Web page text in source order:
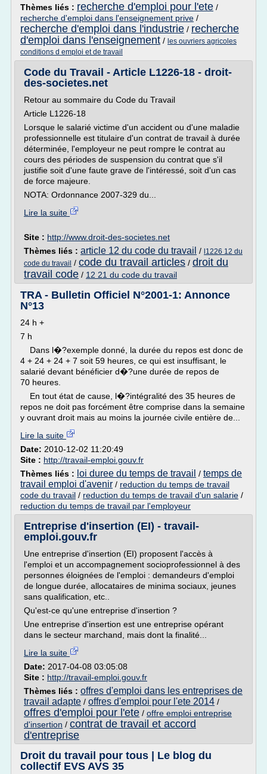
Thèmes liés : recherche d'emploi pour l'ete /
recherche d'emploi dans l'enseignement prive /
recherche d'emploi dans l'industrie / recherche
d'emploi dans l'enseignement / les ouvriers agricoles
conditions d emploi et de travail
Code du Travail - Article L1226-18 - droit-
des-societes.net
Retour au sommaire du Code du Travail
Article L1226-18
Lorsque le salarié victime d'un accident ou d'une maladie
professionnelle est titulaire d'un contrat de travail à durée
déterminée, l'employeur ne peut rompre le contrat au
cours des périodes de suspension du contrat que s'il
justifie soit d'une faute grave de l'intéressé, soit d'un cas
de force majeure.
NOTA: Ordonnance 2007-329 du...
Lire la suite
Site : http://www.droit-des-societes.net
Thèmes liés : article 12 du code du travail / l1226 12 du
code du travail / code du travail articles / droit du
travail code / 12 21 du code du travail
TRA - Bulletin Officiel N°2001-1: Annonce
N°13
24 h +
7 h
Dans l�?exemple donné, la durée du repos est donc de
4 + 24 + 24 + 7 soit 59 heures, ce qui est insuffisant, le
salarié devant bénéficier d�?une durée de repos de
70 heures.
En tout état de cause, l�?intégralité des 35 heures de
repos ne doit pas forcément être comprise dans la semaine
y ouvrant droit mais au moins la journée civile entière de...
Lire la suite
Date: 2010-12-02 11:20:49
Site : http://travail-emploi.gouv.fr
Thèmes liés : loi duree du temps de travail / temps de
travail emploi d'avenir / reduction du temps de travail
code du travail / reduction du temps de travail d'un salarie /
reduction du temps de travail par l'employeur
Entreprise d'insertion (EI) - travail-
emploi.gouv.fr
Une entreprise d'insertion (EI) proposent l'accès à
l'emploi et un accompagnement socioprofessionnel à des
personnes éloignées de l'emploi : demandeurs d'emploi
de longue durée, allocataires de minima sociaux, jeunes
sans qualification, etc..
Qu'est-ce qu'une entreprise d'insertion ?
Une entreprise d'insertion est une entreprise opérant
dans le secteur marchand, mais dont la finalité...
Lire la suite
Date: 2017-04-08 03:05:08
Site : http://travail-emploi.gouv.fr
Thèmes liés : offres d'emploi dans les entreprises de
travail adapte / offres d'emploi pour l'ete 2014 /
offres d'emploi pour l'ete / offre emploi entreprise
d'insertion / contrat de travail et accord
d'entreprise
Droit du travail pour tous | Le blog du
collectif EVS AVS 35